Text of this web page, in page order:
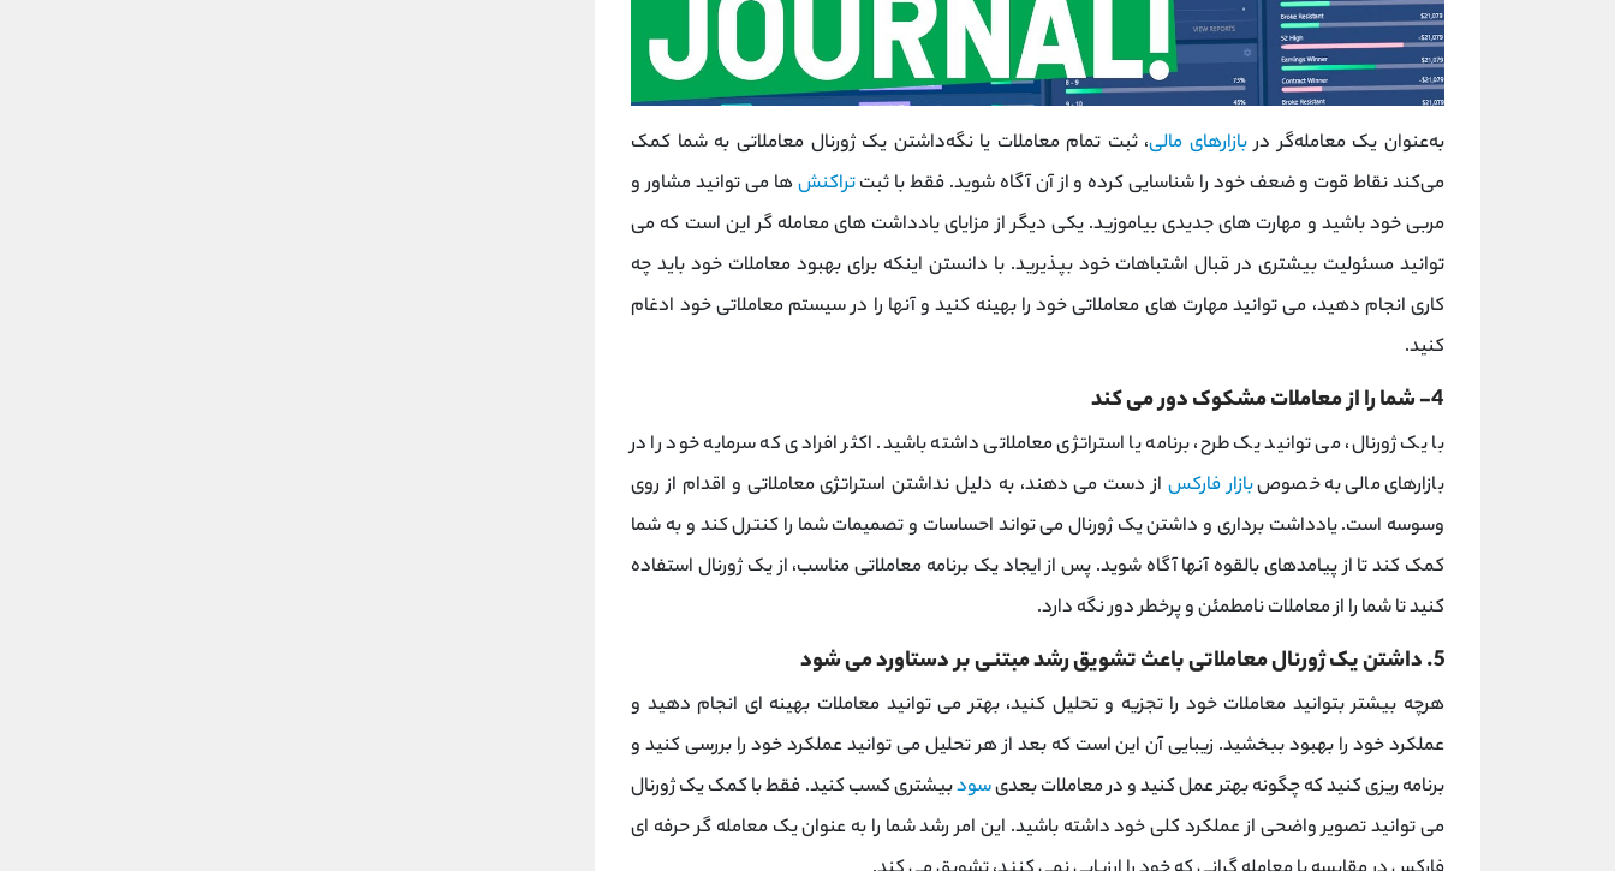
به‌عنوان یک معامله‌گر دربازارهای مالی، ثبت تمام معاملات یا نگه‌داشتن یک ژورنال معاملاتی به شما کمک
می‌کند نقاط قوت و ضعف خود را شناسایی کرده و از آن آگاه شوید. فقط با ثبتتراکنشها می توانید مشاور و
مربی خود باشید و مهارت های جدیدی بیاموزید. یکی دیگر از مزایای یادداشت های معامله گر این است که می
توانید مسئولیت بیشتری در قبال اشتباهات خود بپذیرید. با دانستن اینکه برای بهبود معاملات خود باید چه
کاری انجام دهید، می توانید مهارت های معاملاتی خود را بهینه کنید و آنها را در سیستم معاملاتی خود ادغام
کنید.
4- شما را از معاملات مشکوک دور می کند
با یک ژورنال، می توانید یک طرح، برنامه یا استراتژی معاملاتی داشته باشید. اکثر افرادی که سرمایه خود را در
بازارهای مالی به خصوصبازار فارکس از دست می دهند، به دلیل نداشتن استراتژی معاملاتی و اقدام از روی
وسوسه است. یادداشت برداری و داشتن یک ژورنال می تواند احساسات و تصمیمات شما را کنترل کند و به شما
کمک کند تا از پیامدهای بالقوه آنها آگاه شوید. پس از ایجاد یک برنامه معاملاتی مناسب، از یک ژورنال استفاده
کنید تا شما را از معاملات نامطمئن و پرخطر دور نگه دارد.
5. داشتن یک ژورنال معاملاتی باعث تشویق رشد مبتنی بر دستاورد می شود
هرچه بیشتر بتوانید معاملات خود را تجزیه و تحلیل کنید، بهتر می توانید معاملات بهینه ای انجام دهید و
عملکرد خود را بهبود ببخشید. زیبایی آن این است که بعد از هر تحلیل می توانید عملکرد خود را بررسی کنید و
برنامه ریزی کنید که چگونه بهتر عمل کنید و در معاملات بعدیسودبیشتری کسب کنید. فقط با کمک یک ژورنال
می توانید تصویر واضحی از عملکرد کلی خود داشته باشید. این امر رشد شما را به عنوان یک معامله گر حرفه ای